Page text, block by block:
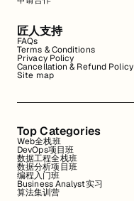
匠人支持
FAQs
Terms & Conditions
Privacy Policy
Cancellation & Refund Policy
Site map
Top Categories
Web全栈班
DevOps项目班
数据工程全栈班
数据分析项目班
编程入门班
Business Analyst实习
算法集训营